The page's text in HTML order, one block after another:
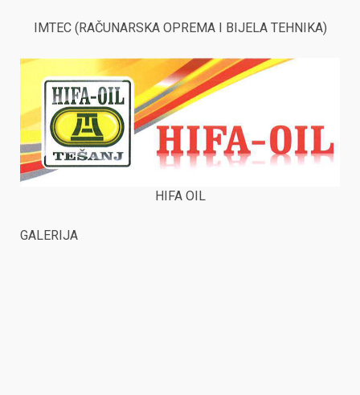
IMTEC (RAČUNARSKA OPREMA I BIJELA TEHNIKA)
HIFA OIL
GALERIJA